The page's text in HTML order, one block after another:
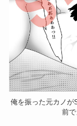
俺を振った元カノが
前